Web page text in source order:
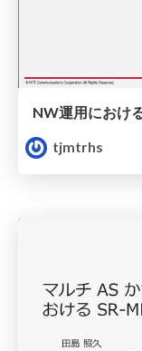
tjmtrhs